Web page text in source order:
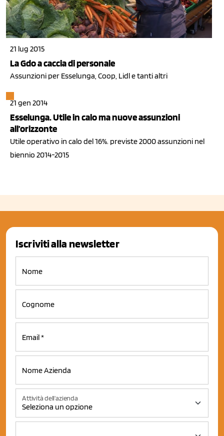
21 lug 2015
La Gdo a caccia di personale
Assunzioni per Esselunga, Coop, Lidl e tanti altri
21 gen 2014
Esselunga. Utile in calo ma nuove assunzioni
all’orizzonte
Utile operativo in calo del 16%. previste 2000 assunzioni nel
biennio 2014-2015
Iscriviti alla newsletter
Attività dell'azienda